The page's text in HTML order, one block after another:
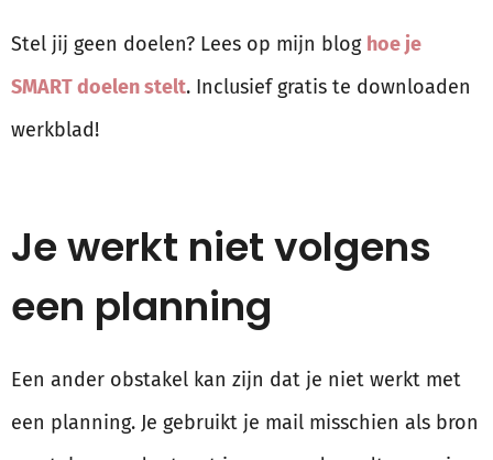
Stel jij geen doelen? Lees op mijn blog hoe je
SMART doelen stelt. Inclusief gratis te downloaden
werkblad!
Je werkt niet volgens
een planning
Een ander obstakel kan zijn dat je niet werkt met
een planning. Je gebruikt je mail misschien als bron